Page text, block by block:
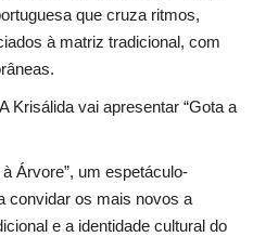
que cruza ritmos,
à matriz tradicional, com
Krisálida vai apresentar “Gota a
Árvore”, um espetáculo-
convidar os mais novos a
e a identidade cultural do